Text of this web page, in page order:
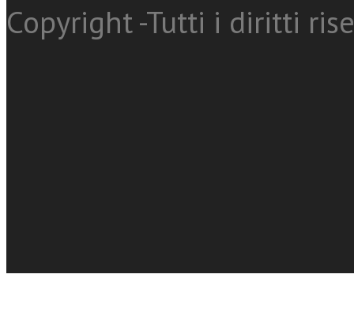
Copyright -Tutti i diritti